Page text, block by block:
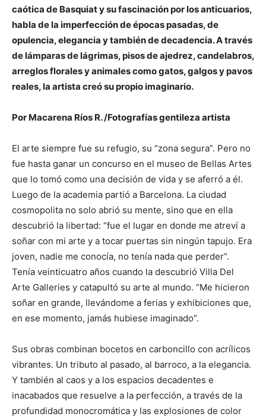
caótica de Basquiat y su fascinación por los anticuarios,
habla de la imperfección de épocas pasadas, de
opulencia, elegancia y también de decadencia. A través
de lámparas de lágrimas, pisos de ajedrez, candelabros,
arreglos florales y animales como gatos, galgos y pavos
reales, la artista creó su propio imaginario.
Por Macarena Ríos R. /Fotografías gentileza artista
El arte siempre fue su refugio, su “zona segura”. Pero no
fue hasta ganar un concurso en el museo de Bellas Artes
que lo tomó como una decisión de vida y se aferró a él.
Luego de la academia partió a Barcelona. La ciudad
cosmopolita no solo abrió su mente, sino que en ella
descubrió la libertad: “fue el lugar en donde me atreví a
soñar con mi arte y a tocar puertas sin ningún tapujo. Era
joven, nadie me conocía, no tenía nada que perder”.
Tenía veinticuatro años cuando la descubrió Villa Del
Arte Galleries y catapultó su arte al mundo. “Me hicieron
soñar en grande, llevándome a ferias y exhibiciones que,
en ese momento, jamás hubiese imaginado”.
Sus obras combinan bocetos en carboncillo con acrílicos
vibrantes. Un tributo al pasado, al barroco, a la elegancia.
Y también al caos y a los espacios decadentes e
inacabados que resuelve a la perfección, a través de la
profundidad monocromática y las explosiones de color